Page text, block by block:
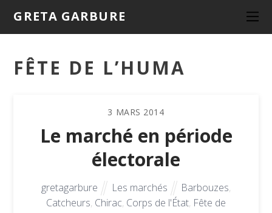
GRETA GARBURE
FÊTE DE L’HUMA
3 MARS 2014
Le marché en période
électorale
gretagarbure Les marchés Barbouzes,
Catcheurs, Chirac, Corps de l'État, Fête de